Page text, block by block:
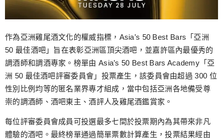
作為亞洲雞尾酒文化的權威指標，Asia’s 50 Best Bars「亞洲
50 最佳酒吧」旨在表彰亞洲區頂尖酒吧，並嘉許區內最優秀的
調酒師和調酒專家。榜單由 Asia’s 50 Best Bars Academy「亞
洲 50 最佳酒吧評審委員會」投票產生，該委員會由超過 300 位
性別比例均等的匿名業界專才組成，當中包括亞洲各地備受尊
崇的調酒師、酒吧東主、酒評人及雞尾酒鑑賞家。
每位評審委員會成員可投選最多七間於投票期內為其帶來非凡
體驗的酒吧。最終榜單通過簡單票數計算產生，投票結果經由